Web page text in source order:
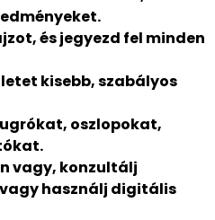
és jegyezd fel minden
kisebb, szabályos
oszlopokat,
vagy, konzultálj
használj digitális